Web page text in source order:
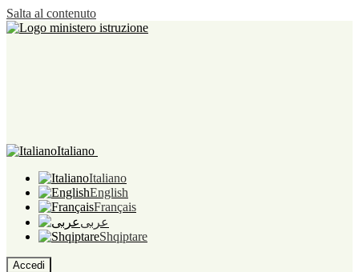
Salta al contenuto
Italiano
Italiano
English
Français
عربى
Shqiptare
Accedi